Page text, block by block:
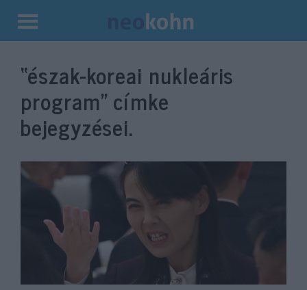
Kilépés
tartalomba
“észak-koreai nukleáris
program”címke
bejegyzései.